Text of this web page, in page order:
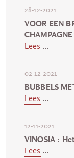
28-12-2021
VOOR EEN
Lees ...
02-12-2021
BUBBELS
Lees ...
12-11-2021
VINOSIA :
Lees ...